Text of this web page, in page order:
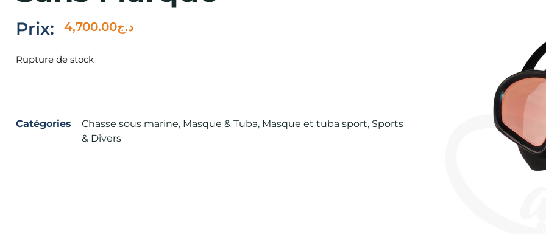
Prix: د.ج4,700.00
Rupture de stock
Catégories Chasse sous marine, Masque & Tuba, Masque et tuba sport, Sports
& Divers